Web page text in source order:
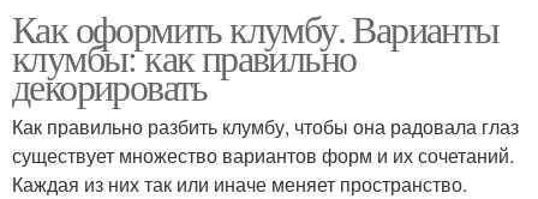
Как оформить клумбу. Варианты
клумбы: как правильно
декорировать
Как правильно разбить клумбу, чтобы она радовала глаз
существует множество вариантов форм и их сочетаний.
Каждая из них так или иначе меняет пространство.